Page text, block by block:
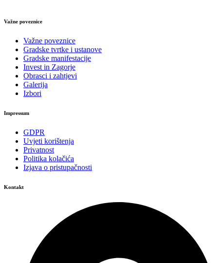
Važne poveznice
Važne poveznice
Gradske tvrtke i ustanove
Gradske manifestacije
Invest in Zagorje
Obrasci i zahtjevi
Galerija
Izbori
Impressum
GDPR
Uvjeti korištenja
Privatnost
Politika kolačića
Izjava o pristupačnosti
Kontakt